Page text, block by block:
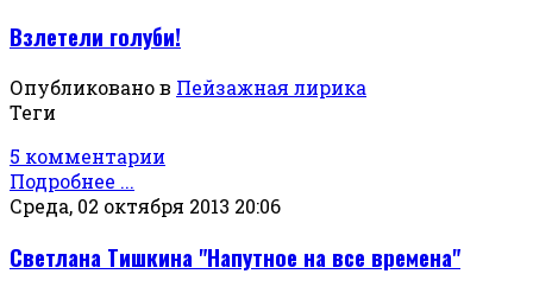
Взлетели голуби!
Опубликовано в Пейзажная лирика
Теги
5 комментарии
Подробнее ...
Среда, 02 октября 2013 20:06
Светлана Тишкина "Напутное на все времена"